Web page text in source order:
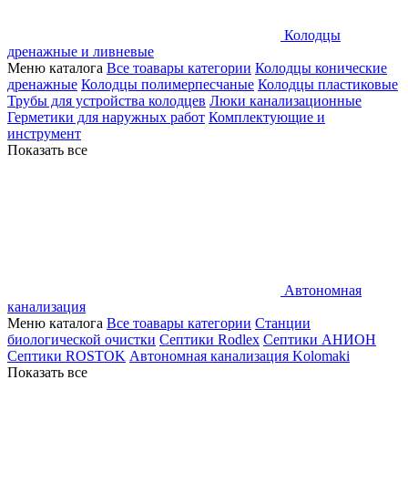
Колодцы
дренажные и ливневые
Меню каталога Все тоавары категории Колодцы конические
дренажные Колодцы полимерпесчаные Колодцы пластиковые
Трубы для устройства колодцев Люки канализационные
Герметики для наружных работ Комплектующие и
инструмент
Показать все
Автономная
канализация
Меню каталога Все тоавары категории Станции
биологической очистки Септики Rodlex Септики АНИОН
Септики ROSTOK Автономная канализация Kolomaki
Показать все